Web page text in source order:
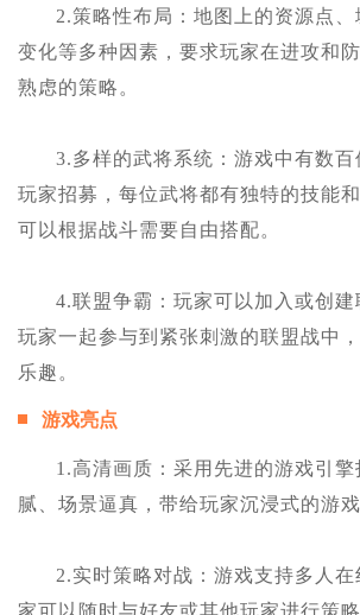
2.策略性布局：地图上的资源点
变化等多种因素，要求玩家在进攻和
熟虑的策略。
3.多样的武将系统：游戏中有数
玩家招募，每位武将都有独特的技能
可以根据战斗需要自由搭配。
4.联盟争霸：玩家可以加入或创
玩家一起参与到紧张刺激的联盟战中
乐趣。
游戏亮点
1.高清画质：采用先进的游戏引擎
腻、场景逼真，带给玩家沉浸式的游戏
2.实时策略对战：游戏支持多人